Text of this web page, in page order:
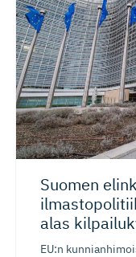
Suomen
alas
EU:n